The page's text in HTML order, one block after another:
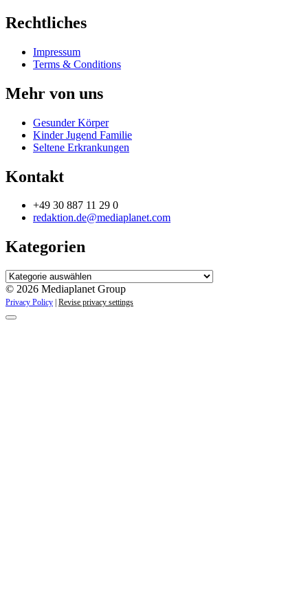
Rechtliches
Impressum
Terms & Conditions
Mehr von uns
Gesunder Körper
Kinder Jugend Familie
Seltene Erkrankungen
Kontakt
+49 30 887 11 29 0
redaktion.de@mediaplanet.com
Kategorien
Kategorien
© 2026 Mediaplanet Group
Privacy Policy Revise privacy settings